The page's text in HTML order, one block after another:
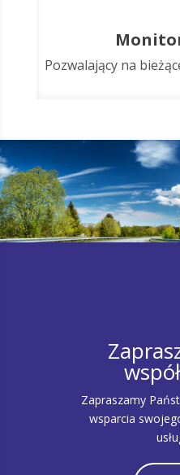
Pozwalający na
Zapraszamy
wsparcia